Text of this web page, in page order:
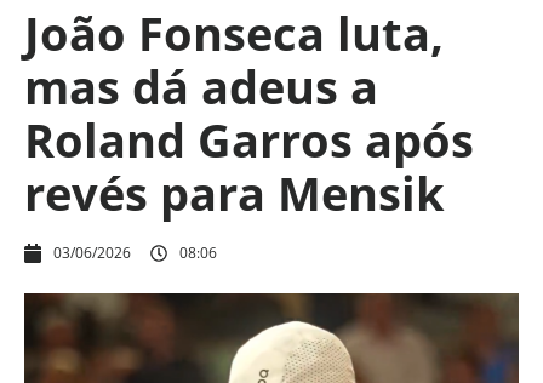
João Fonseca luta,
mas dá adeus a
Roland Garros após
revés para Mensik
03/06/2026 08:06